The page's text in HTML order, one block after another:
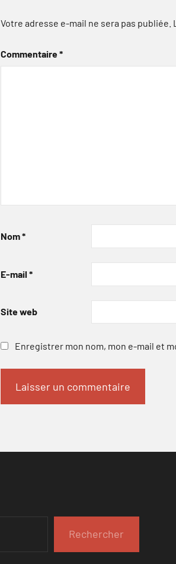
Votre adresse e-mail ne sera pas publiée.
Commentaire*
Nom*
E-mail *
Site web
Enregistrer mon nom, mon e-mail et
Rechercher